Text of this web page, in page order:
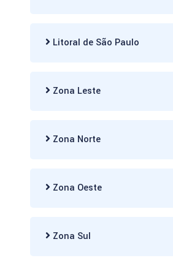
Litoral de São Paulo
Zona Leste
Zona Norte
Zona Oeste
Zona Sul